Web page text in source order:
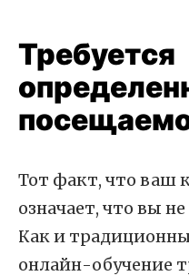
Требуется
Тот факт, что ваш
означает, что вы
Как и
онлайн-обучение